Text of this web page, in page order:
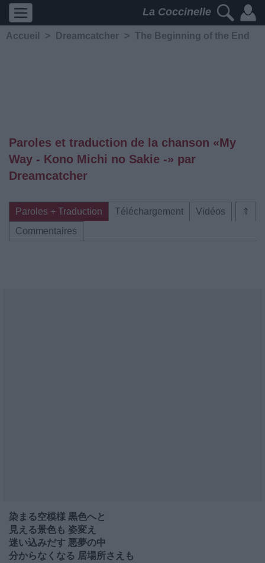
La Coccinelle
Accueil > Dreamcatcher > The Beginning of the End
Paroles et traduction de la chanson «My
Way - Kono Michi no Sakie -» par
Dreamcatcher
⇑
Paroles + Traduction Téléchargement
Vidéos
Commentaires
染まる空模様 黒色へと
見える景色も 姿変え
迷い込みだす 悪夢の中
分からなくなる 居場所さえも